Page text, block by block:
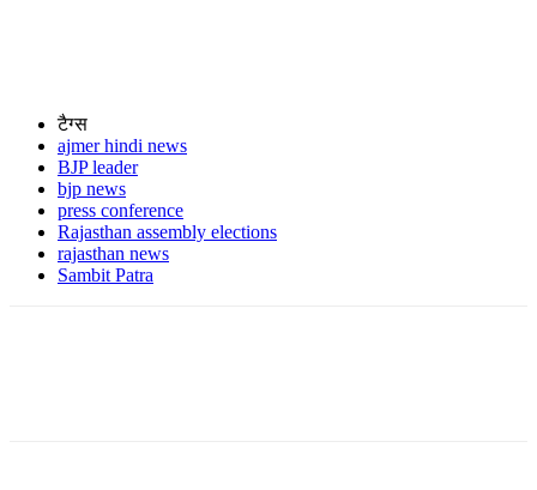
टैग्स
ajmer hindi news
BJP leader
bjp news
press conference
Rajasthan assembly elections
rajasthan news
Sambit Patra